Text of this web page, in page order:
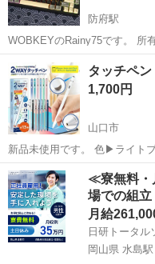
防府駅
WOBKEYのRainy75です。 所
使用しなかったので出品します
山口 防府市
タッチペン
1,700円
山口市
新品未使用です。 色▶︎ライトブルー ✅トラブル防止のため
値下げ交渉ご遠慮ください
山口 山口市 周辺機器
≪寮無料・
場での組立
月給
日研トータル
岡山県 水島駅